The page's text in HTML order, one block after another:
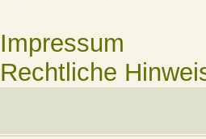
Impressum
Rechtliche